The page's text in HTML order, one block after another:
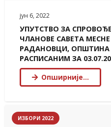
јун 6, 2022
УПУТСТВО ЗА
ЧЛАНОВЕ САВЕТА
РАДАНОВЦИ, ОПШТИНА
РАСПИСАНИМ ЗА
Опширније…
ИЗБОРИ 2022